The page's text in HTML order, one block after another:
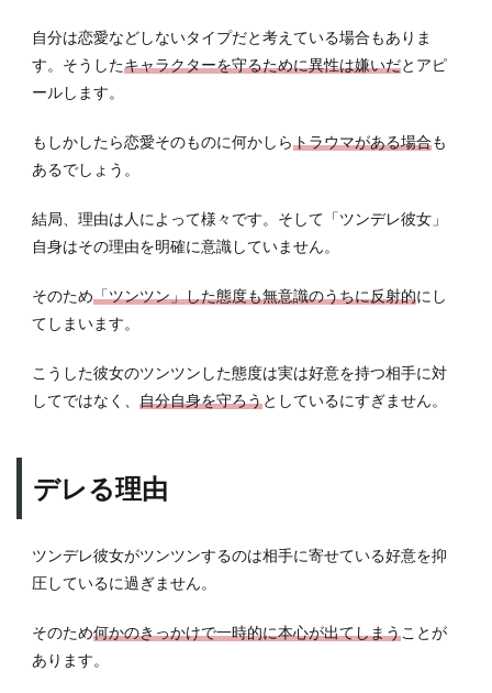
自分は恋愛などしないタイプだと考えている場合もありま
す。そうしたキャラクターを守るために異性は嫌いだとアピ
ールします。
もしかしたら恋愛そのものに何かしらトラウマがある場合も
あるでしょう。
結局、理由は人によって様々です。そして「ツンデレ彼女」
自身はその理由を明確に意識していません。
そのため「ツンツン」した態度も無意識のうちに反射的にし
てしまいます。
こうした彼女のツンツンした態度は実は好意を持つ相手に対
してではなく、 自分自身を守ろうとしているにすぎません。
デレる理由
ツンデレ彼女がツンツンするのは相手に寄せている好意を抑
圧しているに過ぎません。
そのため何かのきっかけで一時的に本心が出てしまうことが
あります。